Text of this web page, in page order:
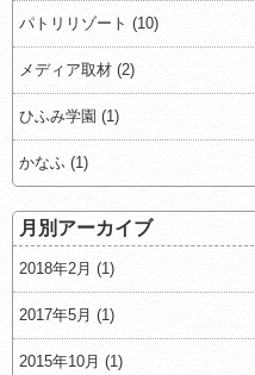
パトリリゾート (10)
メディア取材 (2)
ひふみ学園 (1)
かなふ (1)
月別アーカイブ
2018年2月 (1)
2017年5月 (1)
2015年10月 (1)